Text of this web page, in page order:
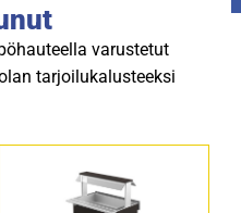
varustetut
tarjoilukalusteeksi